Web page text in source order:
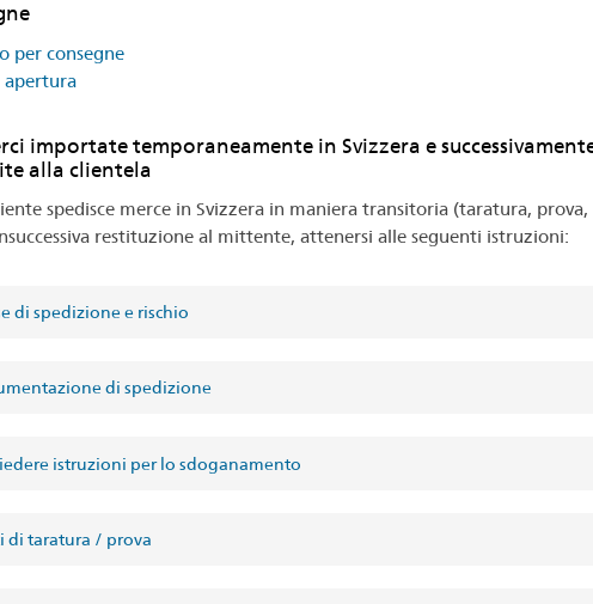
per consegne
importate temporaneamente in Svizzera e
alla clientela
spedisce merce in Svizzera in maniera transitoria (taratura, prova,
restituzione al mittente, attenersi alle seguenti istruzioni:
di spedizione e rischio
di spedizione
istruzioni per lo sdoganamento
di taratura / prova